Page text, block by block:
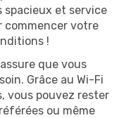
spacieux et service
votre
!
que vous
Grâce au Wi-Fi
vous pouvez rester
ou même